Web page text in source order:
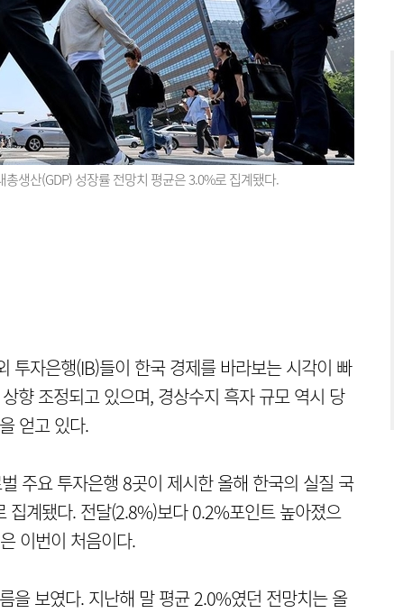
생산(GDP) 성장률 전망치 평균은 3.0%로 집계됐다.
투자은행(IB)들이 한국 경제를 바라보는 시각이 빠
향 조정되고 있으며, 경상수지 흑자 규모 역시 당
얻고 있다.
주요 투자은행 8곳이 제시한 올해 한국의 실질 국
집계됐다. 전달(2.8%)보다 0.2%포인트 높아졌으
이번이 처음이다.
을 보였다. 지난해 말 평균 2.0%였던 전망치는 올